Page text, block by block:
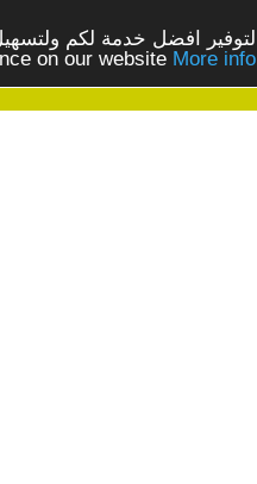
لتوفير افضل خدمة لكم
on our website More info - المزيد